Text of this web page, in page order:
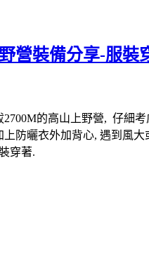
營裝備分享-服裝
的高山上野營, 仔細
防曬衣外加背心, 遇到風
穿著.